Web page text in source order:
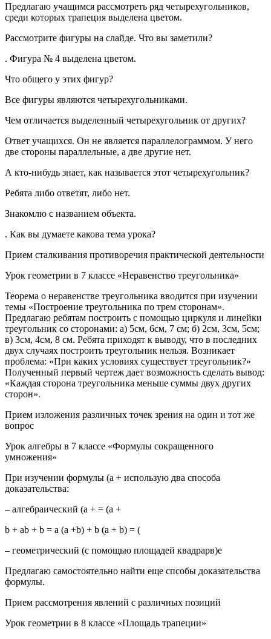
Предлагаю учащимся рассмотреть ряд четырехугольников,
среди которых трапеция выделена цветом.
Рассмотрите фигуры на слайде. Что вы заметили?
. Фигура № 4 выделена цветом.
Что общего у этих фигур?
Все фигуры являются четырехугольниками.
Чем отличается выделенный четырехугольник от других?
Ответ учащихся. Он не является параллелограммом. У него
две стороны параллельные, а две другие нет.
А кто-нибудь знает, как называется этот четырехугольник?
Ребята либо ответят, либо нет.
Знакомлю с названием объекта.
. Как вы думаете какова тема урока?
Прием сталкивания противоречия практической деятельности
Урок геометрии в 7 классе «Неравенство треугольника»
Теорема о неравенстве треугольника вводится при изучении
темы «Построение треугольника по трем сторонам».
Предлагаю ребятам построить с помощью циркуля и линейки
треугольник со сторонами: а) 5см, 6см, 7 см; б) 2см, 3см, 5см;
в) 3см, 4см, 8 см. Ребята приходят к выводу, что в последних
двух случаях построить треугольник нельзя. Возникает
проблема: «При каких условиях существует треугольник?»
Полученный первый чертеж дает возможность сделать вывод:
«Каждая сторона треугольника меньше суммы двух других
сторон».
Прием изложения различных точек зрения на один и тот же
вопрос
Урок алгебры в 7 классе «Формулы сокращенного
умножения»
При изучении формулы (а + использую два способа
доказательства:
– алгебраический (а + = (а +
b + ab + b = a (a +b) + b (a + b) = (
– геометрический (с помощью площадей квадрарв)е
Предлагаю самостоятельно найти еще спсобы доказательства
формулы.
Прием рассмотрения явлений с различных позиций
Урок геометрии в 8 классе «Площадь трапеции»